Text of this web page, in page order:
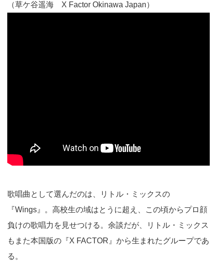
（草ケ谷遥海 X Factor Okinawa Japan）
歌唱曲として選んだのは、リトル・ミックスの
『Wings』。高校生の域はとうに超え、この頃からプロ顔
負けの歌唱力を見せつける。余談だが、リトル・ミックス
もまた本国版の『X FACTOR』から生まれたグループであ
る。